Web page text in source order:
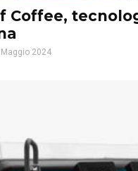
Coffee,
Maggio 2024